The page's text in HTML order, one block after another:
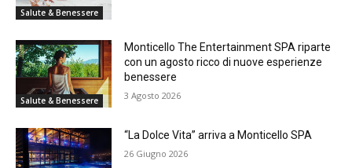
Salute & Benessere
Salute & Benessere
Monticello The Entertainment SPA riparte
con un agosto ricco di nuove esperienze
benessere
3 Agosto 2026
“La Dolce Vita” arriva a Monticello SPA
26 Giugno 2026